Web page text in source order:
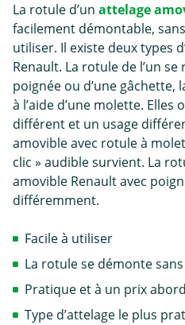
La rotule d’un attelage
facilement démontable,
utiliser. Il existe deux types
Renault. La rotule de l’un se
poignée ou d’une gâchette,
à l’aide d’une molette.
différent et un usage
amovible avec rotule à
clic » audible survient. La
amovible Renault avec
différemment.
Facile à utiliser
La rotule se démonte
Pratique et à un prix
Type d’attelage le plus